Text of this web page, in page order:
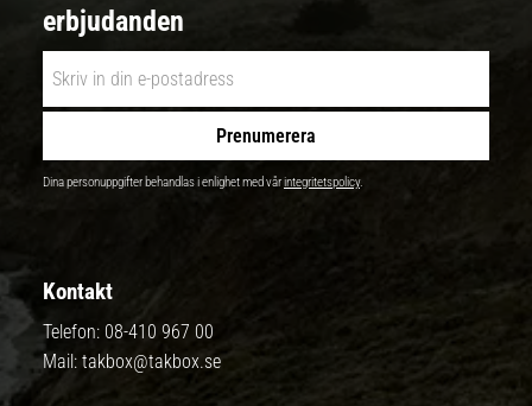
erbjudanden
Prenumerera
Dina personuppgifter behandlas i enlighet med vårintegritetspolicy.
Kontakt
Telefon: 08-410 967 00
Mail: takbox@takbox.se